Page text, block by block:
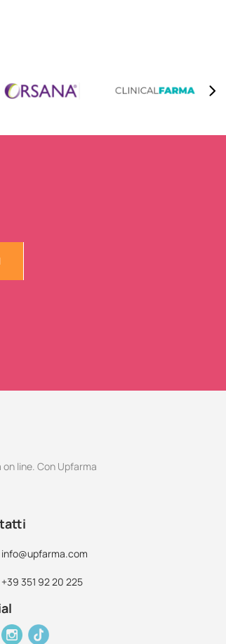
line. Con Upfarma
info@upfarma.com
+39 351 92 20 225